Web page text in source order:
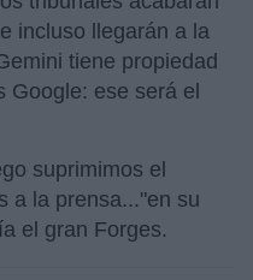
incluso llegarán a la
tiene propiedad
Google: ese será el
suprimimos el
a la prensa..."en su
el gran Forges.